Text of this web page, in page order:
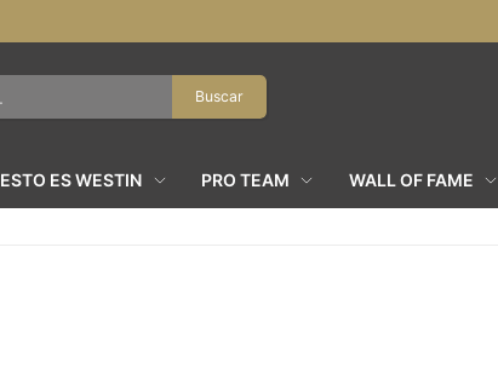
Buscar
ESTO ES WESTIN PRO TEAM WALL OF FAME